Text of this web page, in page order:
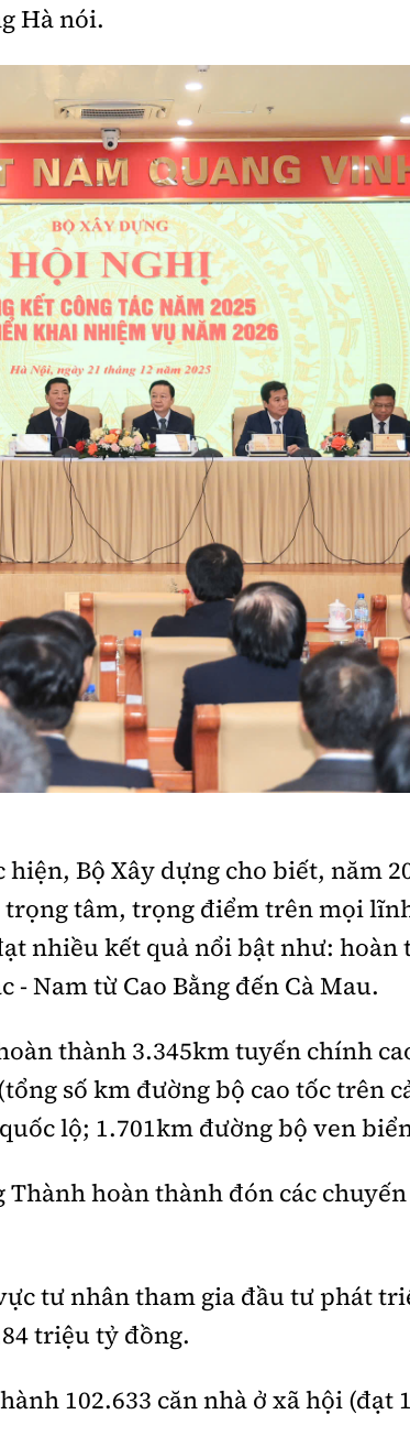
Hà nói.
Bộ Xây dựng cho biết, năm
tâm, trọng điểm trên mọi
nhiều kết quả nổi bật như: hoàn
- Nam từ Cao Bằng đến Cà Mau.
thành 3.345km tuyến chính
số km đường bộ cao tốc trên
lộ; 1.701km đường bộ ven
Thành hoàn thành đón các
tư nhân tham gia đầu tư phát
triệu tỷ đồng.
102.633 căn nhà ở xã hội (đạt